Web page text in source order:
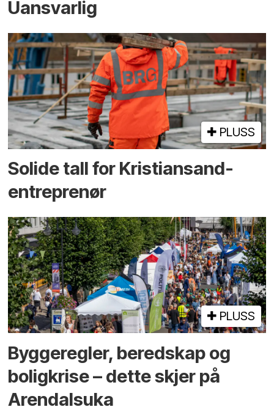
Uansvarlig
PLUSS
Solide tall for Kristiansand-
entreprenør
PLUSS
Bygge­regler, beredskap og
bolig­krise – dette skjer på
Arendals­uka